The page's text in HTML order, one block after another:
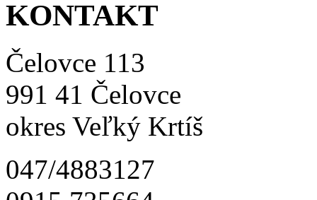
KONTAKT
Čelovce 113
991 41 Čelovce
okres Veľký Krtíš
047/4883127